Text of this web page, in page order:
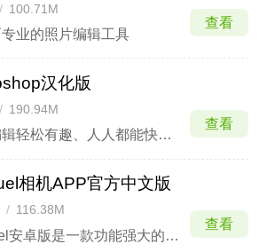
/ 100.71M
业的照片编辑工具
查看
汉化版
/ 190.94M
照片编辑轻松有趣、人人都能快速上手
查看
相机APP官方中文版
/ 116.38M
Prequel安卓版是一款功能强大的摄影编辑美化软件，无论是美容功能、特效还是贴纸，其风格都非常突出，你可以随时在这里拍更多好看的照片，您可以自由切换布局，添加各种文字和特效。
查看